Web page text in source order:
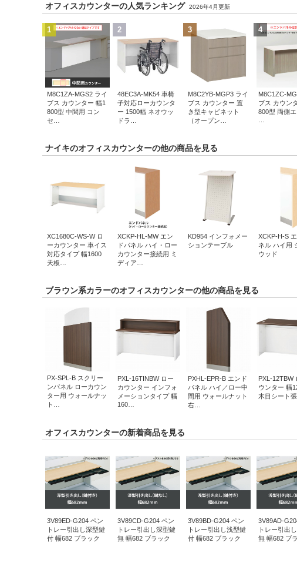
オフィスカウンターの人気ランキング 2026年4月更新
1
M8C1ZA-MGS2 ライ
ブス カウンター 幅1
800型 中間用 コン
セ…
2
48EC3A-MK54 車椅
子対応ローカウンタ
ー 1500幅 ネオウッ
ドラ…
3
M8C2YB-MGP3 ライ
ブス カウンター 置
き型キャビネット
（オープン…
4
M8C1ZC-
ブス カウン
800型 両側
ナイキのオフィスカウンターの他の商品を見る
XC1680C-WS-W ロ
ーカウンター 車イス
対応タイプ 幅1600
天板…
XCKP-HL-MW エン
ドパネル ハイ・ロー
カウンター接続用 ミ
ディア…
KD954 インフォメー
ションテーブル
XCKP-H-S
ネル ハイ用
ウッド
ブラウン系カラーのオフィスカウンターの他の商品を見る
PX-SPL-B スクリー
ンパネル ローカウン
ター用 ウォールナッ
ト…
PXL-16TINBW ロー
カウンター インフォ
メーションタイプ 幅
160…
PXHL-EPR-B エンド
パネル ハイ／ロー中
間用 ウォールナット
右…
PXL-12TBW
ウンター 幅
木目シート
オフィスカウンターの新着商品を見る
3V89ED-G204 ペン
トレー引出し深型鍵
付 幅682 ブラック
3V89CD-G204 ペン
トレー引出し深型鍵
無 幅682 ブラック
3V89BD-G204 ペン
トレー引出し浅型鍵
付 幅682 ブラック
3V89AD-
トレー引出
無 幅682 ブ